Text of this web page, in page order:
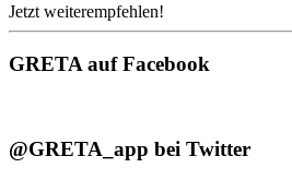
Jetzt weiterempfehlen!
GRETA auf Facebook
@GRETA_app bei Twitter